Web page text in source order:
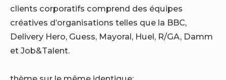
clients corporatifs comprend des équipes
créatives d’organisations telles que la BBC,
Delivery Hero, Guess, Mayoral, Huel, R/GA, Damm
et Job&Talent.